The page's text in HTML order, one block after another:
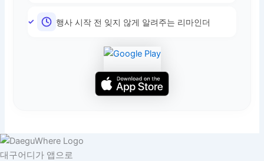
행사 시작 전 잊지 않게 알려주는 리마인더
대구어디가 앱으로